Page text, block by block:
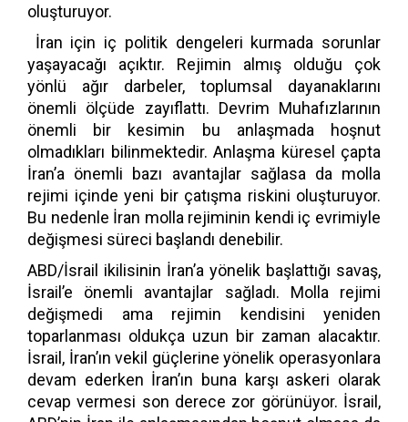
oluşturuyor.
İran için iç politik dengeleri kurmada sorunlar
yaşayacağı açıktır. Rejimin almış olduğu çok
yönlü ağır darbeler, toplumsal dayanaklarını
önemli ölçüde zayıflattı. Devrim Muhafızlarının
önemli bir kesimin bu anlaşmada hoşnut
olmadıkları bilinmektedir. Anlaşma küresel çapta
İran’a önemli bazı avantajlar sağlasa da molla
rejimi içinde yeni bir çatışma riskini oluşturuyor.
Bu nedenle İran molla rejiminin kendi iç evrimiyle
değişmesi süreci başlandı denebilir.
ABD/İsrail ikilisinin İran’a yönelik başlattığı savaş,
İsrail’e önemli avantajlar sağladı. Molla rejimi
değişmedi ama rejimin kendisini yeniden
toparlanması oldukça uzun bir zaman alacaktır.
İsrail, İran’ın vekil güçlerine yönelik operasyonlara
devam ederken İran’ın buna karşı askeri olarak
cevap vermesi son derece zor görünüyor. İsrail,